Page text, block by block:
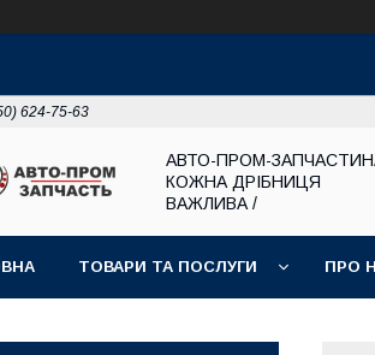
624-75-63
АВТО-ПРОМ-
КОЖНА ДРІБНИЦЯ
ВАЖЛИВА /
ТОВАРИ ТА ПОСЛУГИ ПРО